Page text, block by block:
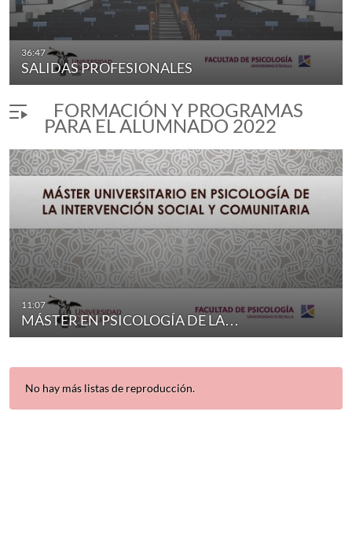
36:47
SALIDAS PROFESIONALES
FORMACIÓN Y PROGRAMAS
PARA EL ALUMNADO 2022
11:07
MÁSTER EN PSICOLOGÍA DE LA…
No hay más listas de reproducción.